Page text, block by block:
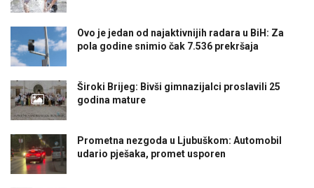
Ovo je jedan od najaktivnijih radara u BiH: Za
pola godine snimio čak 7.536 prekršaja
Široki Brijeg: Bivši gimnazijalci proslavili 25
godina mature
Prometna nezgoda u Ljubuškom: Automobil
udario pješaka, promet usporen